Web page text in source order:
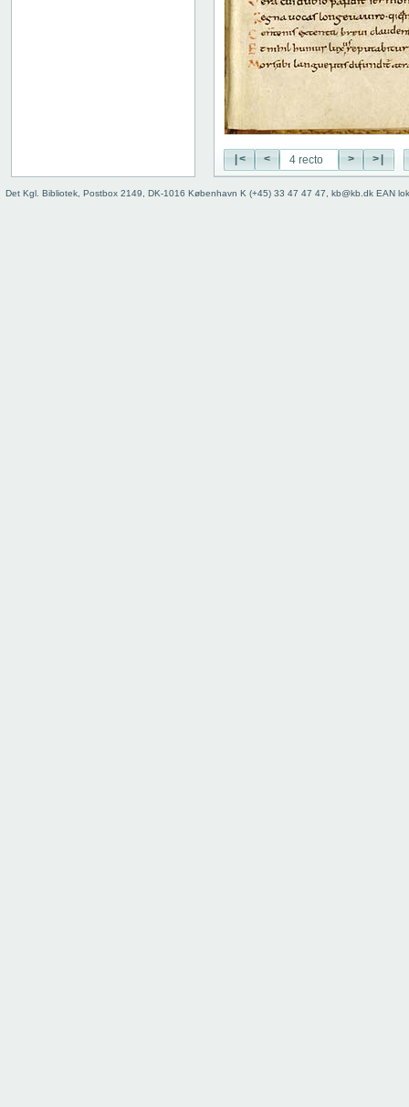
17v: Explicit
|< < > >|
Det Kgl. Bibliotek, Postbox 2149, DK-1016 København K (+45) 33 47 47 47, kb@kb.dk EAN